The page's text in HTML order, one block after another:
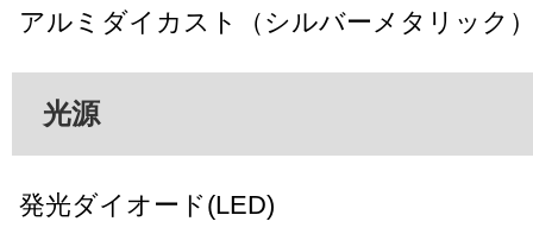
アルミダイカスト（シルバーメタリック
光源
発光ダイオード(LED)